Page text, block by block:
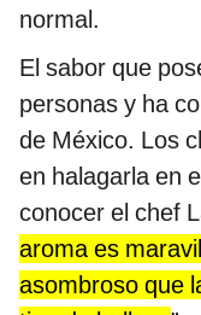
normal.
El sabor que
personas y ha
de México. Los
en halagarla en
conocer el chef
aroma es
asombroso que